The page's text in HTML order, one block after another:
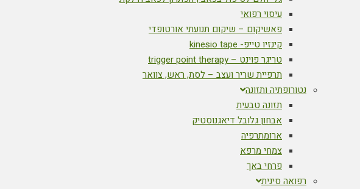
עיסוי רפואי
פאשיקום – שיקום תנועתי אורטופדי
קינזיו טייפ- kinesio tape
טריגר פוינט – trigger point therapy
תרפיית שריר ועצב – לסת, ראש, צוואר
נטורופתיה ותזונה
תזונה טבעית
אבחון גלובל דיאגנוסטיק
ארומתרפיה
צמחי מרפא
פרחי באך
רפואה סינית